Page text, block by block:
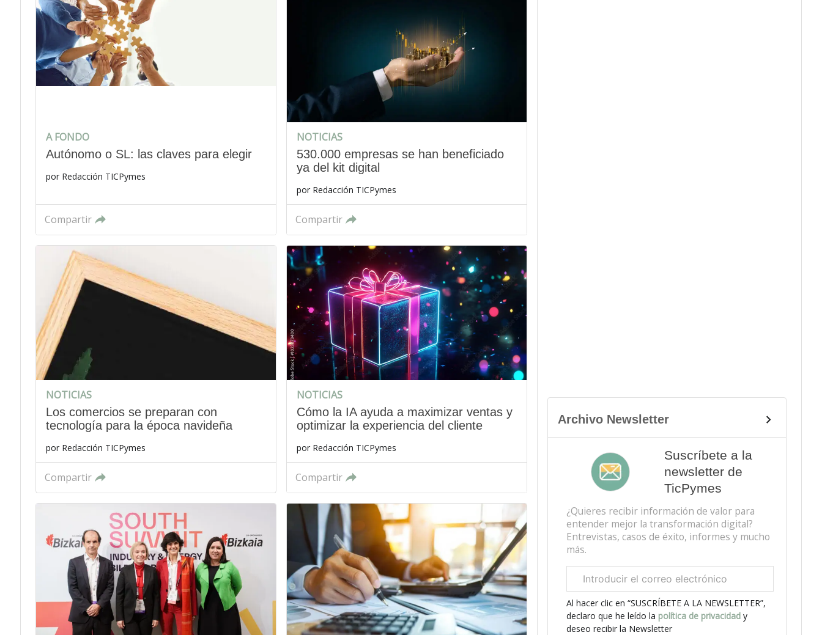
A FONDO
Autónomo o SL: las claves para elegir
por Redacción TICPymes
Compartir
NOTICIAS
530.000 empresas se han beneficiado
ya del kit digital
por Redacción TICPymes
Compartir
NOTICIAS
Los comercios se preparan con
tecnología para la época navideña
por Redacción TICPymes
Compartir
NOTICIAS
Cómo la IA ayuda a maximizar ventas y
optimizar la experiencia del cliente
por Redacción TICPymes
Compartir
Archivo Newsletter
Suscríbete a la
newsletter de
TicPymes
¿Quieres recibir información de valor para
entender mejor la transformación digital?
Entrevistas, casos de éxito, informes y mucho
más.
electrónico
Al hacer clic en “SUSCRÍBETE A LA NEWSLETTER”,
declaro que he leído la política de privacidady
deseo recibir la Newsletter